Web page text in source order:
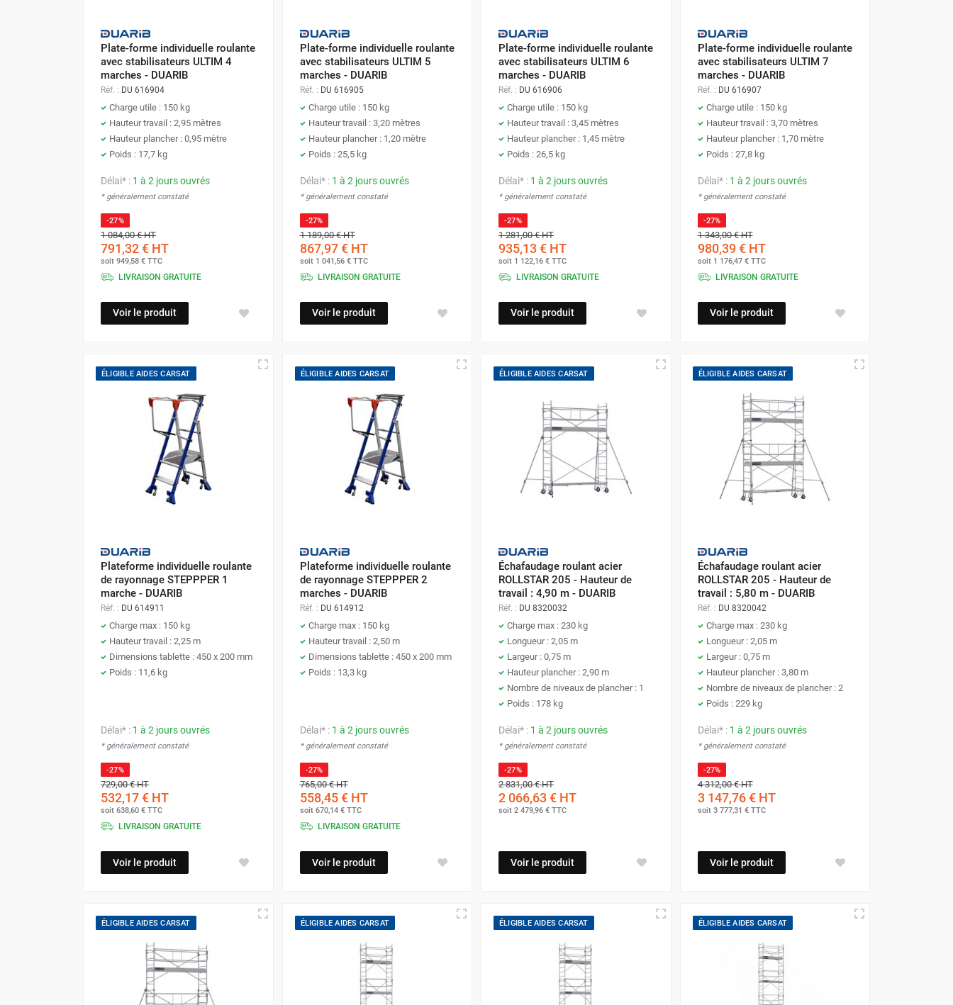
ESPACE VERT
TRANSPALETTE, GERBEUR ET
MANUTENTION
MANUTENTION ET LEVAGE
DE CHANTIER
GROUPES ÉLECTROGÈNE, DE
SOUDAGE ET ÉQUIPEMENT
ÉLECTRIQUE
NETTOYEUR HAUTE
PRESSION ET
PULVÉRISATEUR
MOTOPOMPE ET POMPE À
EAU
ASPIRATEUR ET NETTOYAGE
DU SOL
DÉNEIGEMENT
APPAREIL DE MESURE
TRAITEMENT DE L'AIR
ACCESSOIRES ET
FOURNITURES
Plate-forme individuelle roulante
avec stabilisateurs ULTIM 4
marches - DUARIB
Réf. : DU 616904
Charge utile : 150 kg
Hauteur travail : 2,95 mètres
Hauteur plancher : 0,95 mètre
Poids : 17,7 kg
Délai* : 1 à 2 jours ouvrés
* généralement constaté
-27%
1 084,00 €HT
791,32 € HT
soit 949,58 € TTC
LIVRAISON GRATUITE
Voir le produit
Plate-forme individuelle roulante
avec stabilisateurs ULTIM 5
marches - DUARIB
Réf. : DU 616905
Charge utile : 150 kg
Hauteur travail : 3,20 mètres
Hauteur plancher : 1,20 mètre
Poids : 25,5 kg
Délai* : 1 à 2 jours ouvrés
* généralement constaté
-27%
1 189,00 €HT
867,97 €HT
soit 1 041,56 €TTC
LIVRAISON GRATUITE
Voir le produit
Plate-forme individuelle roulante
avec stabilisateurs ULTIM 6
marches - DUARIB
Réf. : DU 616906
Charge utile : 150 kg
Hauteur travail : 3,45 mètres
Hauteur plancher : 1,45 mètre
Poids : 26,5 kg
Délai* : 1 à 2 jours ouvrés
* généralement constaté
-27%
1 281,00 €HT
935,13 € HT
soit 1 122,16 € TTC
LIVRAISON GRATUITE
Voir le produit
Plate-forme individuelle roulante
avec stabilisateurs ULTIM 7
marches - DUARIB
Réf. : DU 616907
Charge utile : 150 kg
Hauteur travail : 3,70 mètres
Hauteur plancher : 1,70 mètre
Poids : 27,8 kg
Délai* : 1 à 2 jours ouvrés
* généralement constaté
-27%
1 343,00 €HT
980,39 €HT
soit 1 176,47 €TTC
LIVRAISON GRATUITE
Voir le produit
ÉLIGIBLE AIDES CARSAT
Plateforme individuelle roulante
de rayonnage STEPPPER 1
marche - DUARIB
Réf. : DU 614911
Charge max : 150 kg
Hauteur travail : 2,25 m
Dimensions tablette : 450 x 200 mm
Poids : 11,6 kg
Délai* : 1 à 2 jours ouvrés
* généralement constaté
-27%
729,00 €HT
532,17 € HT
soit 638,60 € TTC
LIVRAISON GRATUITE
Voir le produit
ÉLIGIBLE AIDES CARSAT
Plateforme individuelle roulante
de rayonnage STEPPPER 2
marches - DUARIB
Réf. : DU 614912
Charge max : 150 kg
Hauteur travail : 2,50 m
Dimensions tablette : 450 x 200 mm
Poids : 13,3 kg
Délai* : 1 à 2 jours ouvrés
* généralement constaté
-27%
765,00 €HT
558,45 €HT
soit 670,14 €TTC
LIVRAISON GRATUITE
Voir le produit
ÉLIGIBLE AIDES CARSAT
Échafaudage roulant acier
ROLLSTAR 205 - Hauteur de
travail : 4,90 m - DUARIB
Réf. : DU 8320032
Charge max : 230 kg
Longueur : 2,05 m
Largeur : 0,75 m
Hauteur plancher : 2,90 m
Nombre de niveaux de plancher : 1
Poids : 178 kg
Délai* : 1 à 2 jours ouvrés
* généralement constaté
-27%
2 831,00 €HT
2 066,63 € HT
soit 2 479,96 € TTC
Voir le produit
ÉLIGIBLE AIDES CARSAT
Échafaudage roulant acier
ROLLSTAR 205 - Hauteur de
travail : 5,80 m - DUARIB
Réf. : DU 8320042
Charge max : 230 kg
Longueur : 2,05 m
Largeur : 0,75 m
Hauteur plancher : 3,80 m
Nombre de niveaux de plancher : 2
Poids : 229 kg
Délai* : 1 à 2 jours ouvrés
* généralement constaté
-27%
4 312,00 €HT
3 147,76 €HT
soit 3 777,31 €TTC
Voir le produit
ÉLIGIBLE AIDES CARSAT ÉLIGIBLE AIDES CARSAT ÉLIGIBLE AIDES CARSAT ÉLIGIBLE AIDES CARSAT